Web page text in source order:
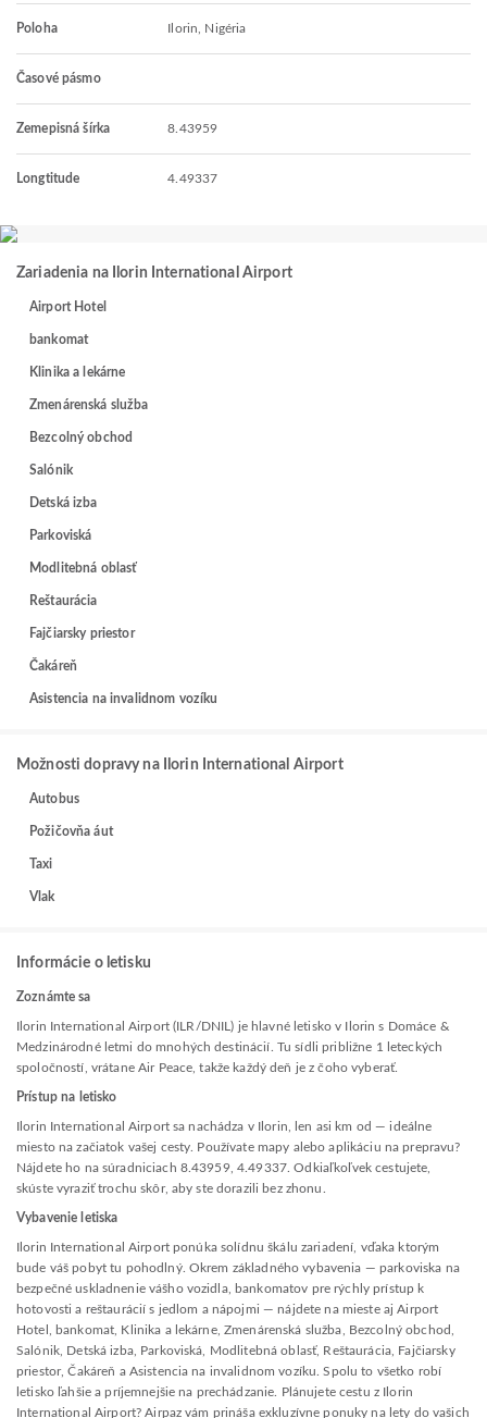
Poloha Ilorin, Nigéria
Časové pásmo
Zemepisná šírka 8.43959
Longtitude 4.49337
Zariadenia na Ilorin International Airport
Airport Hotel
bankomat
Klinika a lekárne
Zmenárenská služba
Bezcolný obchod
Salónik
Detská izba
Parkoviská
Modlitebná oblasť
Reštaurácia
Fajčiarsky priestor
Čakáreň
Asistencia na invalidnom vozíku
Možnosti dopravy na Ilorin International Airport
Autobus
Požičovňa áut
Taxi
Vlak
Informácie o letisku
Zoznámte sa
Ilorin International Airport (ILR/DNIL) je hlavné letisko v Ilorin s Domáce &
Medzinárodné letmi do mnohých destinácií. Tu sídli približne 1 leteckých
spoločností, vrátane Air Peace, takže každý deň je z čoho vyberať.
Prístup na letisko
Ilorin International Airport sa nachádza v Ilorin, len asi km od — ideálne
miesto na začiatok vašej cesty. Používate mapy alebo aplikáciu na prepravu?
Nájdete ho na súradniciach 8.43959, 4.49337. Odkiaľkoľvek cestujete,
skúste vyraziť trochu skôr, aby ste dorazili bez zhonu.
Vybavenie letiska
Ilorin International Airport ponúka solídnu škálu zariadení, vďaka ktorým
bude váš pobyt tu pohodlný. Okrem základného vybavenia — parkoviska na
bezpečné uskladnenie vášho vozidla, bankomatov pre rýchly prístup k
hotovosti a reštaurácií s jedlom a nápojmi — nájdete na mieste aj Airport
Hotel, bankomat, Klinika a lekárne, Zmenárenská služba, Bezcolný obchod,
Salónik, Detská izba, Parkoviská, Modlitebná oblasť, Reštaurácia, Fajčiarsky
priestor, Čakáreň a Asistencia na invalidnom vozíku. Spolu to všetko robí
letisko ľahšie a príjemnejšie na prechádzanie. Plánujete cestu z Ilorin
International Airport? Airpaz vám prináša exkluzívne ponuky na lety do vašich